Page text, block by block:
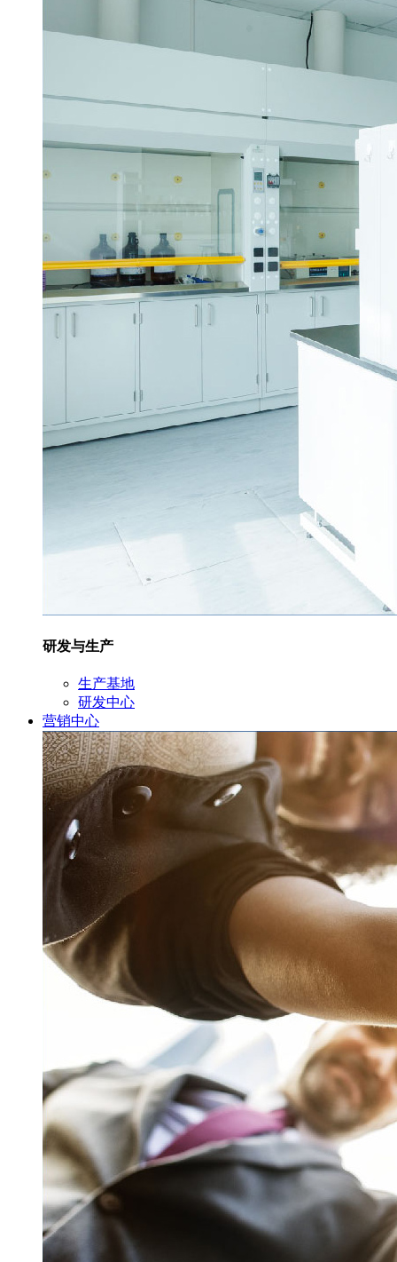
研发与生产
生产基地
研发中心
营销中心